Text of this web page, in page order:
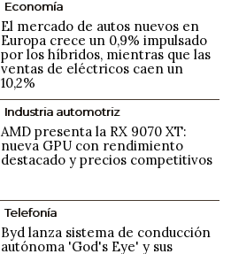
Economía
El mercado de autos nuevos en
Europa crece un 0,9% impulsado
por los híbridos, mientras que las
ventas de eléctricos caen un
10,2%
Industria automotriz
AMD presenta la RX 9070 XT:
nueva GPU con rendimiento
destacado y precios competitivos
Telefonía
Byd lanza sistema de conducción
autónoma 'God's Eye' y sus